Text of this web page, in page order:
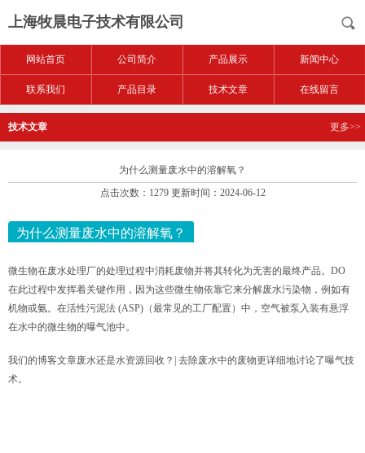
上海牧晨电子技术有限公司
网站首页 公司简介 产品展示 新闻中心
联系我们 产品目录 技术文章 在线留言
技术文章 更多>>
为什么测量废水中的溶解氧？
点击次数：1279 更新时间：2024-06-12
为什么测量废水中的溶解氧？
微生物在废水处理厂的处理过程中消耗废物并将其转化为无害的最终产品。DO
在此过程中发挥着关键作用，因为这些微生物依靠它来分解废水污染物，例如有
机物或氨。在活性污泥法 (ASP)（最常见的工厂配置）中，空气被泵入装有悬浮
在水中的微生物的曝气池中。
我们的博客文章废水还是水资源回收？| 去除废水中的废物更详细地讨论了曝气技
术。